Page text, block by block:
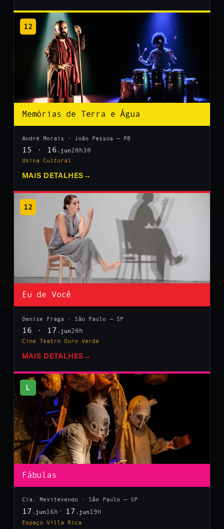
12
Memórias de Terra e Água
André Morais · João Pessoa — PB
15 · 16 .jun20h30
Usina Cultural
MAIS DETALHES →
12
Eu de Você
Denise Fraga · São Paulo — SP
16 · 17 .jun20h
Cine Teatro Ouro Verde
MAIS DETALHES →
L
Fábulas
Cia. Mevitevendo · São Paulo — SP
17 .jun 16h 17 .jun 19h
Espaço Villa Rica